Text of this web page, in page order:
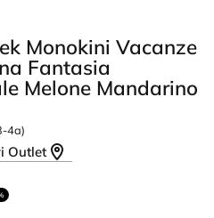
Monokini Vacanze
Fantasia
Melone Mandarino
4a)
Outlet